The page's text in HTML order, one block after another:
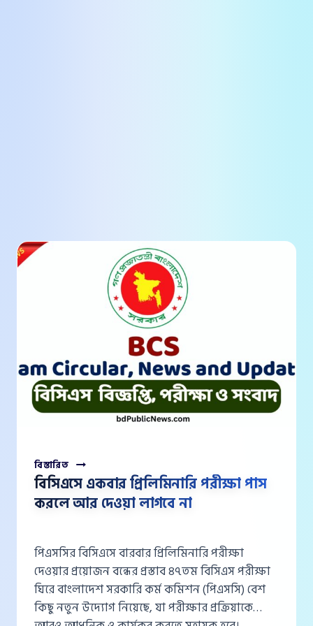
বিসিএসে একবার প্রিলিমিনারি পরীক্ষা পাস
করলে আর দেওয়া লাগবে না
পিএসসির বিসিএসে বারবার প্রিলিমিনারি পরীক্ষা
দেওয়ার প্রয়োজন বন্ধের প্রস্তাব ৪৭তম বিসিএস পরীক্ষা
ঘিরে বাংলাদেশ সরকারি কর্ম কমিশন (পিএসসি) বেশ
কিছু নতুন উদ্যোগ নিয়েছে, যা পরীক্ষার প্রক্রিয়াকে
বিস্তারিত বিসিএসে
একবার
প্রিলিমিনারি
পরীক্ষা
আর
দেওয়া
লাগবে
না